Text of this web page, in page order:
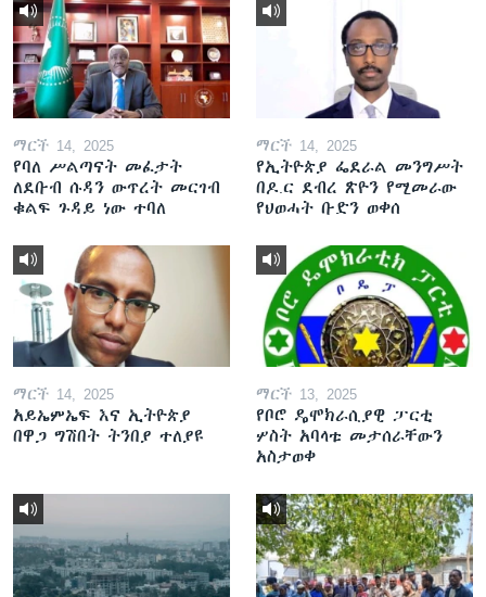
ማርች 14, 2025
የባለ ሥልጣናት መፈታት
ለደቡብ ሱዳን ውጥረት መርገብ
ቁልፍ ጉዳይ ነው ተባለ
ማርች 14, 2025
የኢትዮጵያ ፌደራል መንግሥት
በዶ.ር ደብረ ጽዮን የሚመራው
የህወሓት ቡድን ወቀሰ
ማርች 14, 2025
አይኤምኤፍ እና ኢትዮጵያ
በዋጋ ግሽበት ትንበያ ተለያዩ
ማርች 13, 2025
የቦሮ ዴሞክራሲያዊ ፓርቲ
ሦስት አባላቱ መታሰራቸውን
አስታወቀ